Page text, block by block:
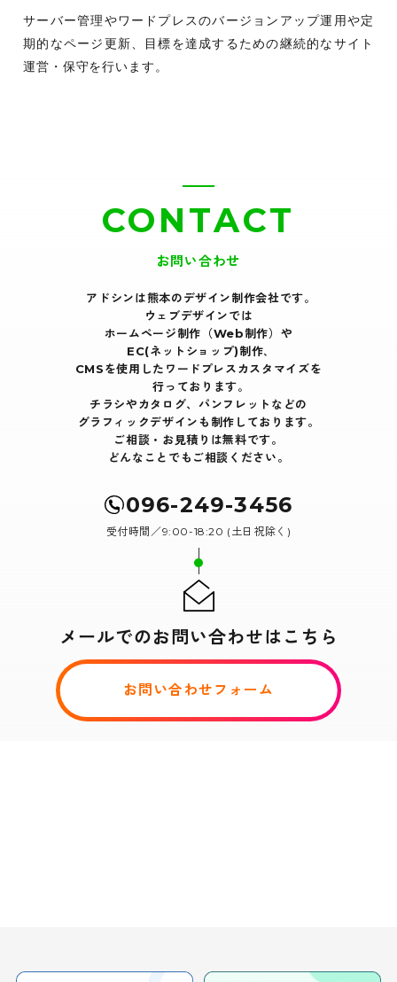
サーバー管理やワードプレスのバージョンアップ運用や定
期的なページ更新、目標を達成するための継続的なサイト
運営・保守を行います。
CONTACT
お問い合わせ
アドシンは熊本のデザイン制作会社です｡
ウェブデザインでは
ホームページ制作（Web制作）や
EC(ネットショップ)制作､
CMSを使用したワードプレスカスタマイズを
行っております｡
チラシやカタログ、パンフレットなどの
グラフィックデザインも制作しております。
ご相談・お見積りは無料です。
どんなことでもご相談ください。
096-249-3456
受付時間／9:00-18:20 (土日祝除く)
メールでのお問い合わせはこちら
お問い合わせフォーム